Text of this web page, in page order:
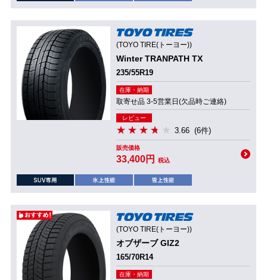
(TOYO TIRE(トーヨー))
Winter TRANPATH TX
235/55R19
在庫・納期
取寄せ品 3-5営業日(欠品時ご連絡)
レビュー
3.66 (6件)
販売価格
33,400円 税込
(TOYO TIRE(トーヨー))
オブザーブ GIZ2
165/70R14
在庫・納期